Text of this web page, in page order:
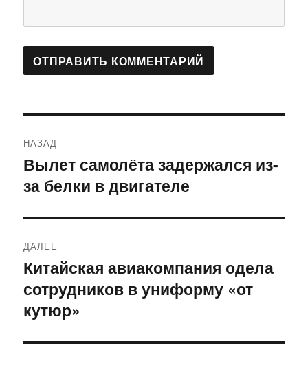
по
записям
НАЗАД
Предыдущая
запись:
Вылет самолёта задержался из-
за белки в двигателе
ДАЛЕЕ
Следующая
запись:
Китайская авиакомпания одела
сотрудников в униформу «от
кутюр»